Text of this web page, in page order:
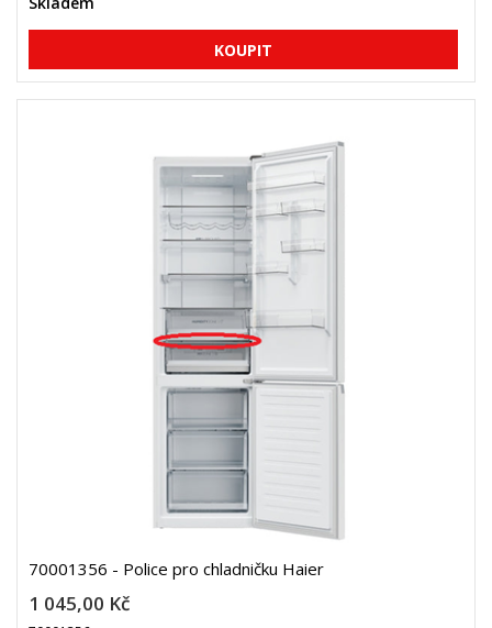
70001356 - Police pro chladničku Haier
1 045,00 Kč